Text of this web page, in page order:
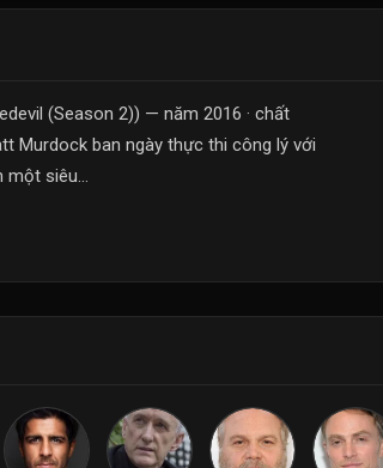
(Season 2)) — năm 2016 · chất
Murdock ban ngày thực thi công lý với
một siêu...